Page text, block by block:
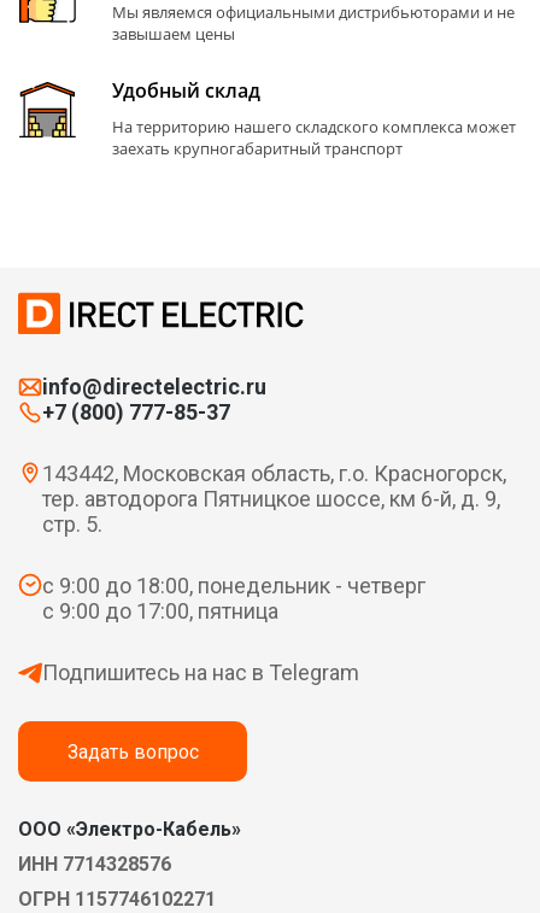
Мы являемся официальными дистрибьюторами и не
завышаем цены
Удобный склад
На территорию нашего складского комплекса может
заехать крупногабаритный транспорт
info@directelectric.ru
+7 (800) 777-85-37
143442, Московская область, г.о. Красногорск,
тер. автодорога Пятницкое шоссе, км 6-й, д. 9,
стр. 5.
с 9:00 до 18:00, понедельник - четверг
с 9:00 до 17:00, пятница
Подпишитесь на нас в Telegram
Задать вопрос
ООО «Электро-Кабель»
ИНН 7714328576
ОГРН 1157746102271